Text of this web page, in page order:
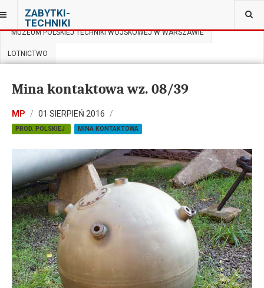
ZABYTKI-
TECHNIKI
JESTEŚ TUTAJ:
MUZEUM POLSKIEJ TECHNIKI WOJSKOWEJ W WARSZAWIE
LOTNICTWO
Mina kontaktowa wz. 08/39
MP 01 SIERPIEŃ 2016
PROD. POLSKIEJ MINA KONTAKTOWA